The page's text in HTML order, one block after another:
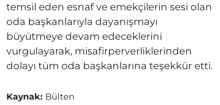
temsil eden esnaf ve emekçilerin sesi olan
oda başkanlarıyla dayanışmayı
büyütmeye devam edeceklerini
vurgulayarak, misafirperverliklerinden
dolayı tüm oda başkanlarına teşekkür etti.
Kaynak: Bülten